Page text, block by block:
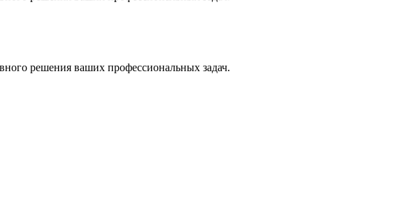
решения ваших профессиональных задач.